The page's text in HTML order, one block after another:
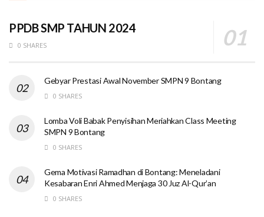
PPDB SMP TAHUN 2024
0 SHARES
Gebyar Prestasi Awal November SMPN 9 Bontang
0 SHARES
Lomba Voli Babak Penyisihan Meriahkan Class Meeting
SMPN 9 Bontang
0 SHARES
Gema Motivasi Ramadhan di Bontang: Meneladani
Kesabaran Enri Ahmed Menjaga 30 Juz Al-Qur’an
0 SHARES